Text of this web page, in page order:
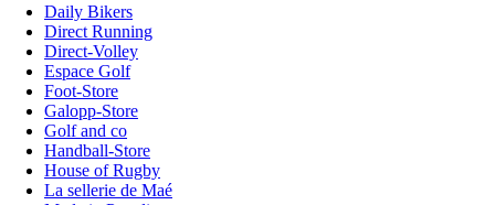
Daily Bikers
Direct Running
Direct-Volley
Espace Golf
Foot-Store
Galopp-Store
Golf and co
Handball-Store
House of Rugby
La sellerie de Maé